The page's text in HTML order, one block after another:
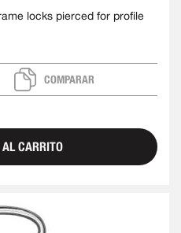
locks pierced for profile
COMPARAR
CARRITO